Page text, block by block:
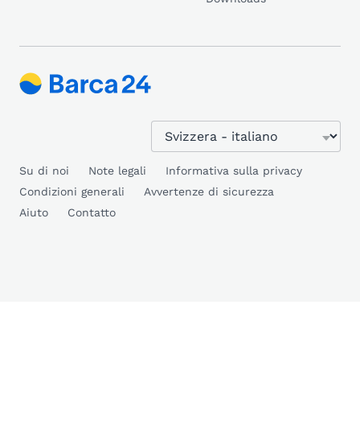
Su di noi Note legali
Informativa sulla privacy
Condizioni generali
Avvertenze di sicurezza
Aiuto
Contatto